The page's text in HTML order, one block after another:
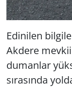
Edinilen
Akdere
dumanlar
sırasında